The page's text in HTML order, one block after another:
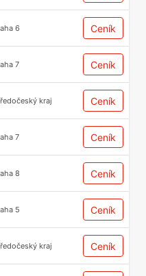
6 Ceník
7 Ceník
kraj Ceník
7 Ceník
8 Ceník
5 Ceník
kraj Ceník